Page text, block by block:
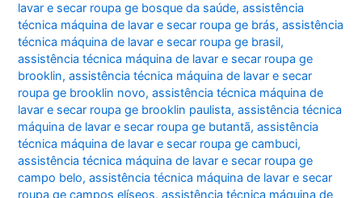
lavar e secar roupa ge bosque da saúde,assistência
técnica máquina de lavar e secar roupa ge brás,assistência
técnica máquina de lavar e secar roupa ge brasil,
assistência técnica máquina de lavar e secar roupa ge
brooklin,assistência técnica máquina de lavar e secar
roupa ge brooklin novo,assistência técnica máquina de
lavar e secar roupa ge brooklin paulista,assistência técnica
máquina de lavar e secar roupa ge butantã,assistência
técnica máquina de lavar e secar roupa ge cambuci,
assistência técnica máquina de lavar e secar roupa ge
campo belo,assistência técnica máquina de lavar e secar
roupa ge campos elíseos,assistência técnica máquina de